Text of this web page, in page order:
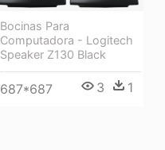
Bocinas Para
Computadora - Logitech
Speaker Z130 Black
687*687 3 1